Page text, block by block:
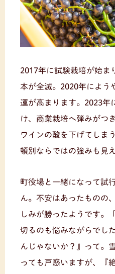
2017年に試験栽培が始ま
本が全滅。2020年によう
運が高まります。2023年
け、商業栽培へ弾みがつ
ワインの酸を下げてしま
頓別ならではの強みも見
町役場と一緒になって試
ん。不安はあったものの
しみが勝ったようです。
切るのも悩みながらでし
んじゃないか？』って。
っても戸惑いますが、『